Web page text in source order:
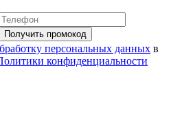
персональных данных в
конфиденциальности